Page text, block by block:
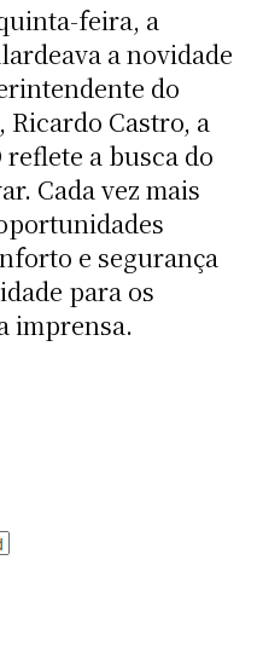
feira, a
a novidade
do
Castro, a
a busca do
Cada vez mais
e segurança
para os
imprensa.